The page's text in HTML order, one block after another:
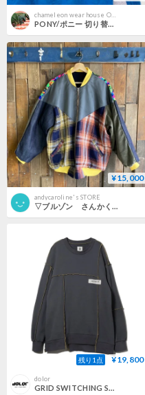
chameleon wear house ONLINE SHOP
PONY/ポニー 切り替えスウェット 90年代 (USED)
¥15,000
andycaroline's STORE
残り1点 ¥19,800
dolor
GRID SWITCHING SWEAT P/O / charcoal